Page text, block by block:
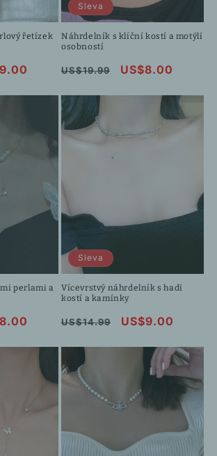
řetízek
Sleva
Náhrdelník s klíční kostí a motýlí
osobností
Běžná
US$19.99
Výprodejová
US$8.00
perlami a
Sleva
Vícevrstvý náhrdelník s hadí
kostí a kamínky
Běžná
US$14.99
Výprodejová
US$9.00